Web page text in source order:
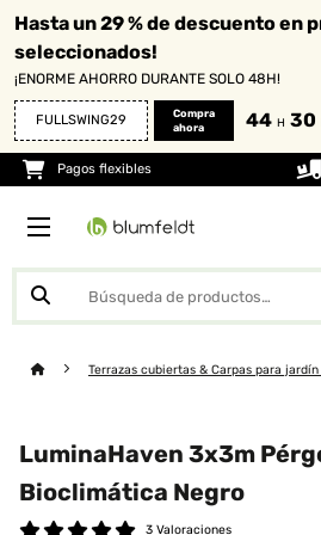
Hasta un 29 % de descuento en
seleccionados!
¡ENORME AHORRO DURANTE SOLO 48H!
FULLSWING29
Compra
ahora
44 H 30
Pagos flexibles
Terrazas cubiertas & Carpas para jardín
LuminaHaven 3x3m
Bioclimática Negro
3 Valoraciones